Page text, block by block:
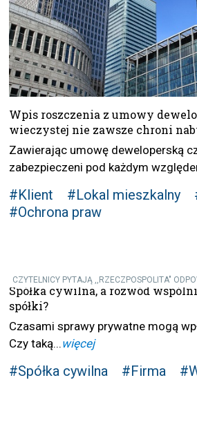
Wpis roszczenia z umowy
wieczystej nie zawsze chroni
Zawierając umowę deweloperską
zabezpieczeni pod każdym
#Klient #Lokal mieszkalny
#Ochrona praw
CZYTELNICY PYTAJĄ ,,RZECZPOSPOLITA"
Spółka cywilna, a rozwód
spółki?
Czasami sprawy prywatne mogą
Czy taką...więcej
#Spółka cywilna #Firma